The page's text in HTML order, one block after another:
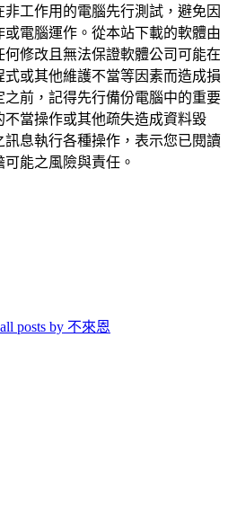
工作用的電腦先行測試，避免因
電腦運作。從本站下載的軟體由
修改且無法保證軟體公司可能在
或其他維護不當等因素而造成損
前，記得先行備份電腦中的重要
當操作或其他疏失造成資料毀
息執行各種操作，表示您已閱讀
能之風險與責任。
posts by 不來恩